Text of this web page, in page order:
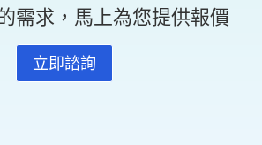
需求，馬上為您提供報價
立即諮詢